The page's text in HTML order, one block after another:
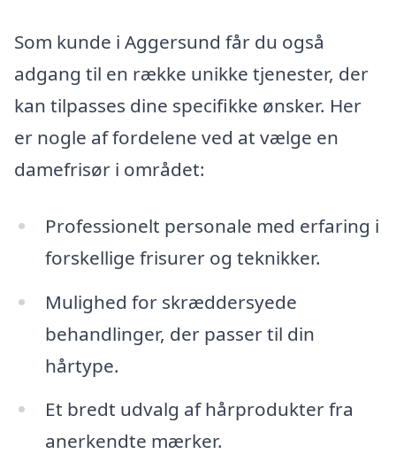
Som kunde i Aggersund får du også
adgang til en række unikke tjenester, der
kan tilpasses dine specifikke ønsker. Her
er nogle af fordelene ved at vælge en
damefrisør i området:
Professionelt personale med erfaring i
forskellige frisurer og teknikker.
Mulighed for skræddersyede
behandlinger, der passer til din
hårtype.
Et bredt udvalg af hårprodukter fra
anerkendte mærker.